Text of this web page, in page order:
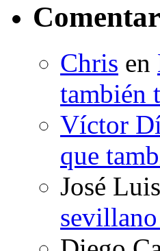
Chris en
también
Víctor
que
José